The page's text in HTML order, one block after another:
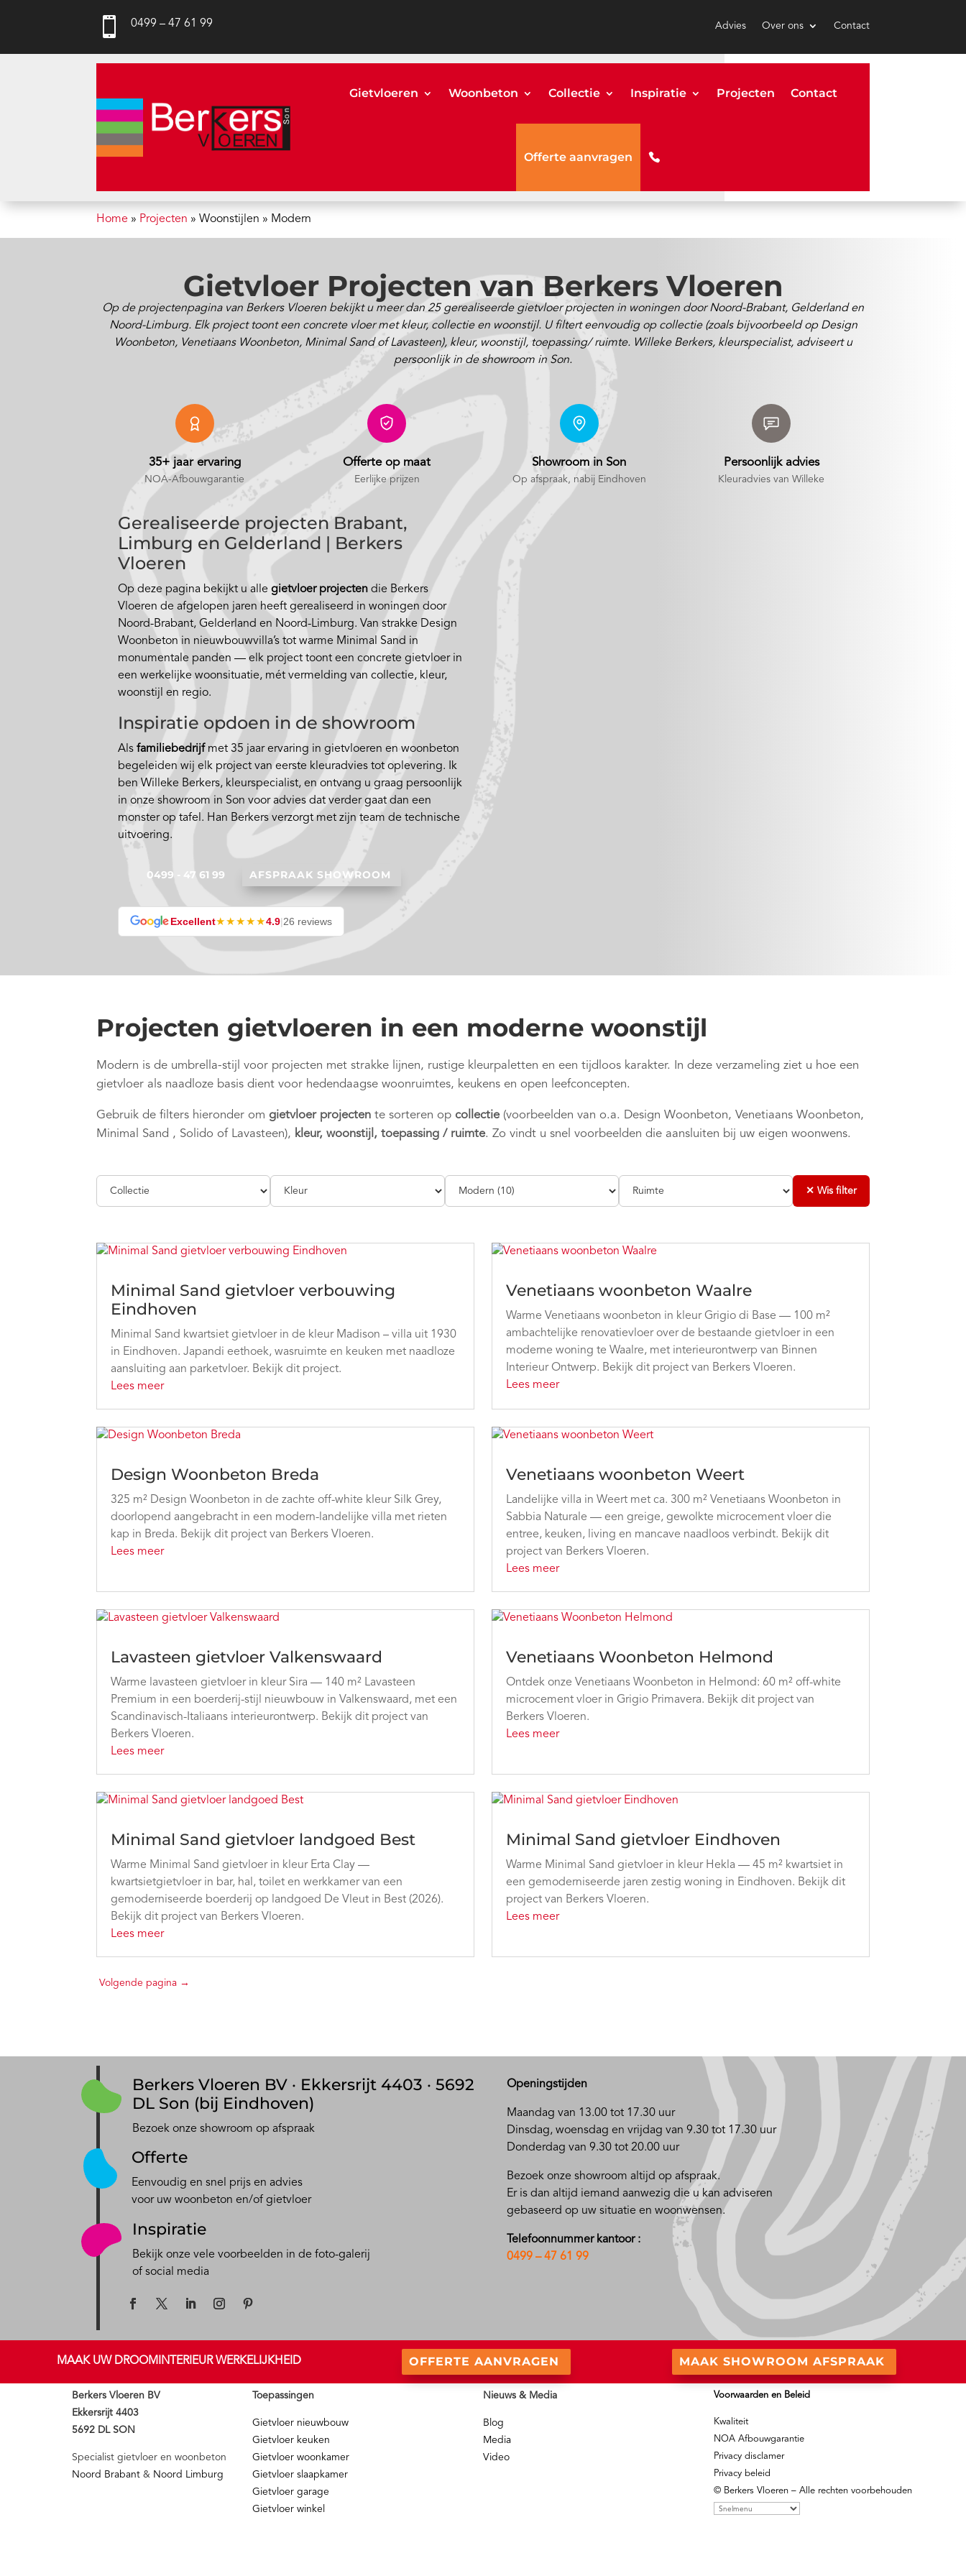
 0499 – 47 61 99 Advies Over ons Contact
Gietvloeren Woonbeton Collectie Inspiratie Projecten Contact
Offerte aanvragen
Home » Projecten »Woonstijlen » Modern
Gietvloer Projecten van Berkers Vloeren
Op de projectenpagina van Berkers Vloeren bekijkt u meer dan 25 gerealiseerde gietvloer projecten in woningen door Noord-Brabant, Gelderland en
Noord-Limburg. Elk project toont een concrete vloer met kleur, collectie en woonstijl. U filtert eenvoudig op collectie (zoals bijvoorbeeld op Design
Woonbeton, Venetiaans Woonbeton, Minimal Sand of Lavasteen), kleur, woonstijl, toepassing/ ruimte. Willeke Berkers, kleurspecialist, adviseert u
persoonlijk in de showroom in Son.
35+ jaar ervaring
NOA-Afbouwgarantie
Offerte op maat
Eerlijke prijzen
Showroom in Son
Op afspraak, nabij Eindhoven
Persoonlijk advies
Kleuradvies van Willeke
Gerealiseerde projecten Brabant,
Limburg en Gelderland | Berkers
Vloeren
Op deze pagina bekijkt u allegietvloer projecten die Berkers
Vloeren de afgelopen jaren heeft gerealiseerd in woningen door
Noord-Brabant, Gelderland en Noord-Limburg. Van strakke Design
Woonbeton in nieuwbouwvilla’s tot warme Minimal Sand in
monumentale panden — elk project toont een concrete gietvloer in
een werkelijke woonsituatie, mét vermelding van collectie, kleur,
woonstijl en regio.
Inspiratie opdoen in de showroom
Alsfamiliebedrijfmet 35 jaar ervaring in gietvloeren en woonbeton
begeleiden wij elk project van eerste kleuradvies tot oplevering. Ik
ben Willeke Berkers, kleurspecialist, en ontvang u graag persoonlijk
in onze showroom in Son voor advies dat verder gaat dan een
monster op tafel. Han Berkers verzorgt met zijn team de technische
uitvoering.
0499 - 47 61 99 AFSPRAAK SHOWROOM
Excellent★★★★★4.9|26 reviews
Projecten gietvloeren in een moderne woonstijl
Modern is de umbrella-stijl voor projecten met strakke lijnen, rustige kleurpaletten en een tijdloos karakter. In deze verzameling ziet u hoe een
gietvloer als naadloze basis dient voor hedendaagse woonruimtes, keukens en open leefconcepten.
Gebruik de filters hieronder omgietvloer projecten te sorteren opcollectie(voorbeelden van o.a. Design Woonbeton, Venetiaans Woonbeton,
Minimal Sand , Solido of Lavasteen), kleur, woonstijl, toepassing / ruimte. Zo vindt u snel voorbeelden die aansluiten bij uw eigen woonwens.
✕ Wis filter
Minimal Sand gietvloer verbouwing
Eindhoven
Minimal Sand kwartsiet gietvloer in de kleur Madison – villa uit 1930
in Eindhoven. Japandi eethoek, wasruimte en keuken met naadloze
aansluiting aan parketvloer. Bekijk dit project.
Lees meer
Venetiaans woonbeton Waalre
Warme Venetiaans woonbeton in kleur Grigio di Base — 100 m²
ambachtelijke renovatievloer over de bestaande gietvloer in een
moderne woning te Waalre, met interieurontwerp van Binnen
Interieur Ontwerp. Bekijk dit project van Berkers Vloeren.
Lees meer
Design Woonbeton Breda
325 m² Design Woonbeton in de zachte off-white kleur Silk Grey,
doorlopend aangebracht in een modern-landelijke villa met rieten
kap in Breda. Bekijk dit project van Berkers Vloeren.
Lees meer
Venetiaans woonbeton Weert
Landelijke villa in Weert met ca. 300 m² Venetiaans Woonbeton in
Sabbia Naturale — een greige, gewolkte microcement vloer die
entree, keuken, living en mancave naadloos verbindt. Bekijk dit
project van Berkers Vloeren.
Lees meer
Lavasteen gietvloer Valkenswaard
Warme lavasteen gietvloer in kleur Sira — 140 m² Lavasteen
Premium in een boerderij-stijl nieuwbouw in Valkenswaard, met een
Scandinavisch-Italiaans interieurontwerp. Bekijk dit project van
Berkers Vloeren.
Lees meer
Venetiaans Woonbeton Helmond
Ontdek onze Venetiaans Woonbeton in Helmond: 60 m² off-white
microcement vloer in Grigio Primavera. Bekijk dit project van
Berkers Vloeren.
Lees meer
Minimal Sand gietvloer landgoed Best
Warme Minimal Sand gietvloer in kleur Erta Clay —
kwartsietgietvloer in bar, hal, toilet en werkkamer van een
gemoderniseerde boerderij op landgoed De Vleut in Best (2026).
Bekijk dit project van Berkers Vloeren.
Lees meer
Minimal Sand gietvloer Eindhoven
Warme Minimal Sand gietvloer in kleur Hekla — 45 m² kwartsiet in
een gemoderniseerde jaren zestig woning in Eindhoven. Bekijk dit
project van Berkers Vloeren.
Lees meer
Berkers Vloeren BV · Ekkersrijt 4403 · 5692
DL Son (bij Eindhoven)
Bezoek onze showroom op afspraak
Offerte
Eenvoudig en snel prijs en advies
voor uw woonbeton en/of gietvloer
Inspiratie
Bekijk onze vele voorbeelden in de foto-galerij
of social media
Openingstijden
Maandag van 13.00 tot 17.30 uur
Dinsdag, woensdag en vrijdag van 9.30 tot 17.30 uur
Donderdag van 9.30 tot 20.00 uur
Bezoek onze showroom altijd op afspraak.
Er is dan altijd iemand aanwezig die u kan adviseren
gebaseerd op uw situatie en woonwensen.
Telefoonnummer kantoor :
0499 – 47 61 99
MAAK UW DROOMINTERIEUR WERKELIJKHEID OFFERTE AANVRAGEN MAAK SHOWROOM AFSPRAAK
Berkers Vloeren BV
Ekkersrijt 4403
5692 DL SON
Specialist gietvloer en woonbeton
Noord Brabant & Noord Limburg
Toepassingen
Gietvloer nieuwbouw
Gietvloer keuken
Gietvloer woonkamer
Gietvloer slaapkamer
Gietvloer garage
Gietvloer winkel
Nieuws & Media
Blog
Media
Video
Voorwaarden en Beleid
Kwaliteit
NOA Afbouwgarantie
Privacy disclamer
Privacy beleid
© Berkers Vloeren – Alle rechten voorbehouden